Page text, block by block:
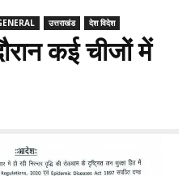
उत्तराखंड देश विदेश
कई चीजों में